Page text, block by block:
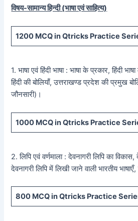
विषय-सामान्य हिन्दी (भाषा एवं साहित्य)
1200 MCQ in Qtricks Practice
1. भाषा एवं हिंदी भाषा : भाषा के प्रकार, हिंदी
हिंदी की बोलियाँ, उत्तराखण्ड प्रदेश की प्रमुख
जौनसारी)।
1000 MCQ in Qtricks Practice
2. लिपि एवं वर्णमाला : देवनागरी लिपि का
देवनागरी लिपि में लिखी जाने वाली भारतीय
800 MCQ in Qtricks Practice